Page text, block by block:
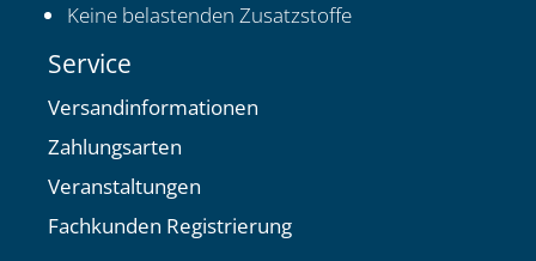
Keine belastenden Zusatzstoffe
Service
Versandinformationen
Zahlungsarten
Veranstaltungen
Fachkunden Registrierung